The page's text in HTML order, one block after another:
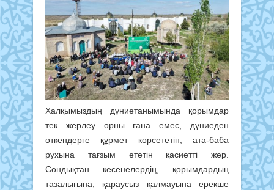
Халқымыздың дүниетанымында қорымдар
тек жерлеу орны ғана емес, дүниеден
өткендерге құрмет көрсететін, ата-баба
рухына тағзым ететін қасиетті жер.
Сондықтан кесенелердің, қорымдардың
тазалығына, қараусыз қалмауына ерекше